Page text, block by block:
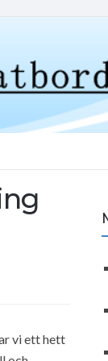
vi ett hett